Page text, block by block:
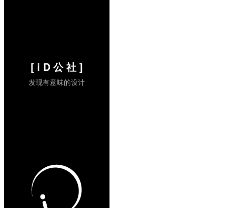
[ i D 公 社 ]
发现有意味的设计